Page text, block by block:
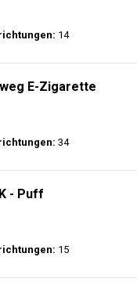
14
E-Zigarette
34
- Puff
15